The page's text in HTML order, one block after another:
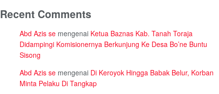
Recent Comments
Abd Azis se mengenai Ketua Baznas Kab. Tanah Toraja
Didampingi Komisionernya Berkunjung Ke Desa Bo’ne Buntu
Sisong
Abd Azis se mengenai Di Keroyok Hingga Babak Belur, Korban
Minta Pelaku Di Tangkap